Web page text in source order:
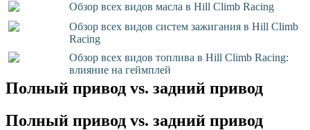
Обзор всех видов масла в Hill Climb Racing
Обзор всех видов систем зажигания в Hill Climb
Racing
Обзор всех видов топлива в Hill Climb Racing:
влияние на геймплей
Полный привод vs. задний привод
Полный привод vs. задний привод